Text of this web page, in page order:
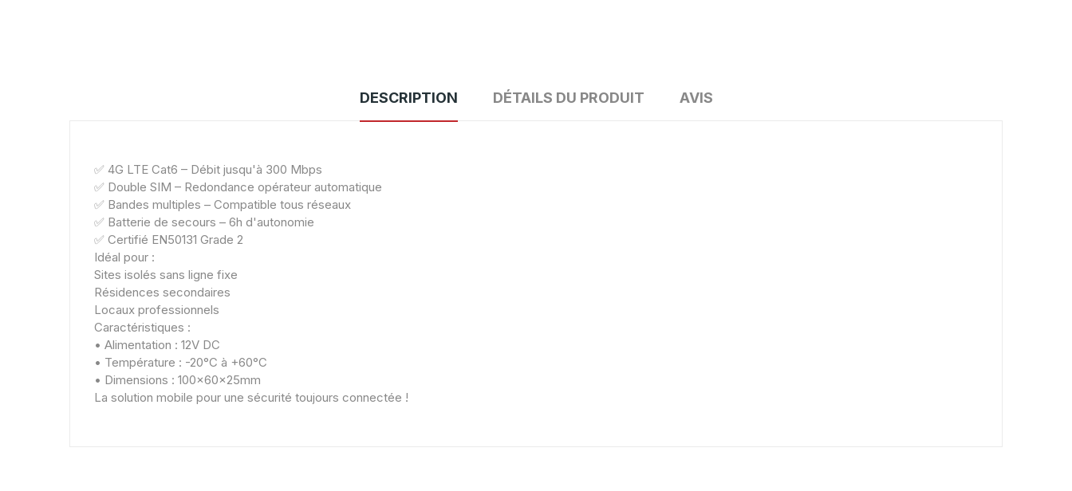
DESCRIPTION DÉTAILS DU PRODUIT AVIS
✅ 4G LTE Cat6 – Débit jusqu'à 300 Mbps
✅ Double SIM – Redondance opérateur automatique
✅ Bandes multiples – Compatible tous réseaux
✅ Batterie de secours – 6h d'autonomie
✅ Certifié EN50131 Grade 2
Idéal pour :
Sites isolés sans ligne fixe
Résidences secondaires
Locaux professionnels
Caractéristiques :
• Alimentation : 12V DC
• Température : -20°C à +60°C
• Dimensions : 100x60x25mm
La solution mobile pour une sécurité toujours connectée !